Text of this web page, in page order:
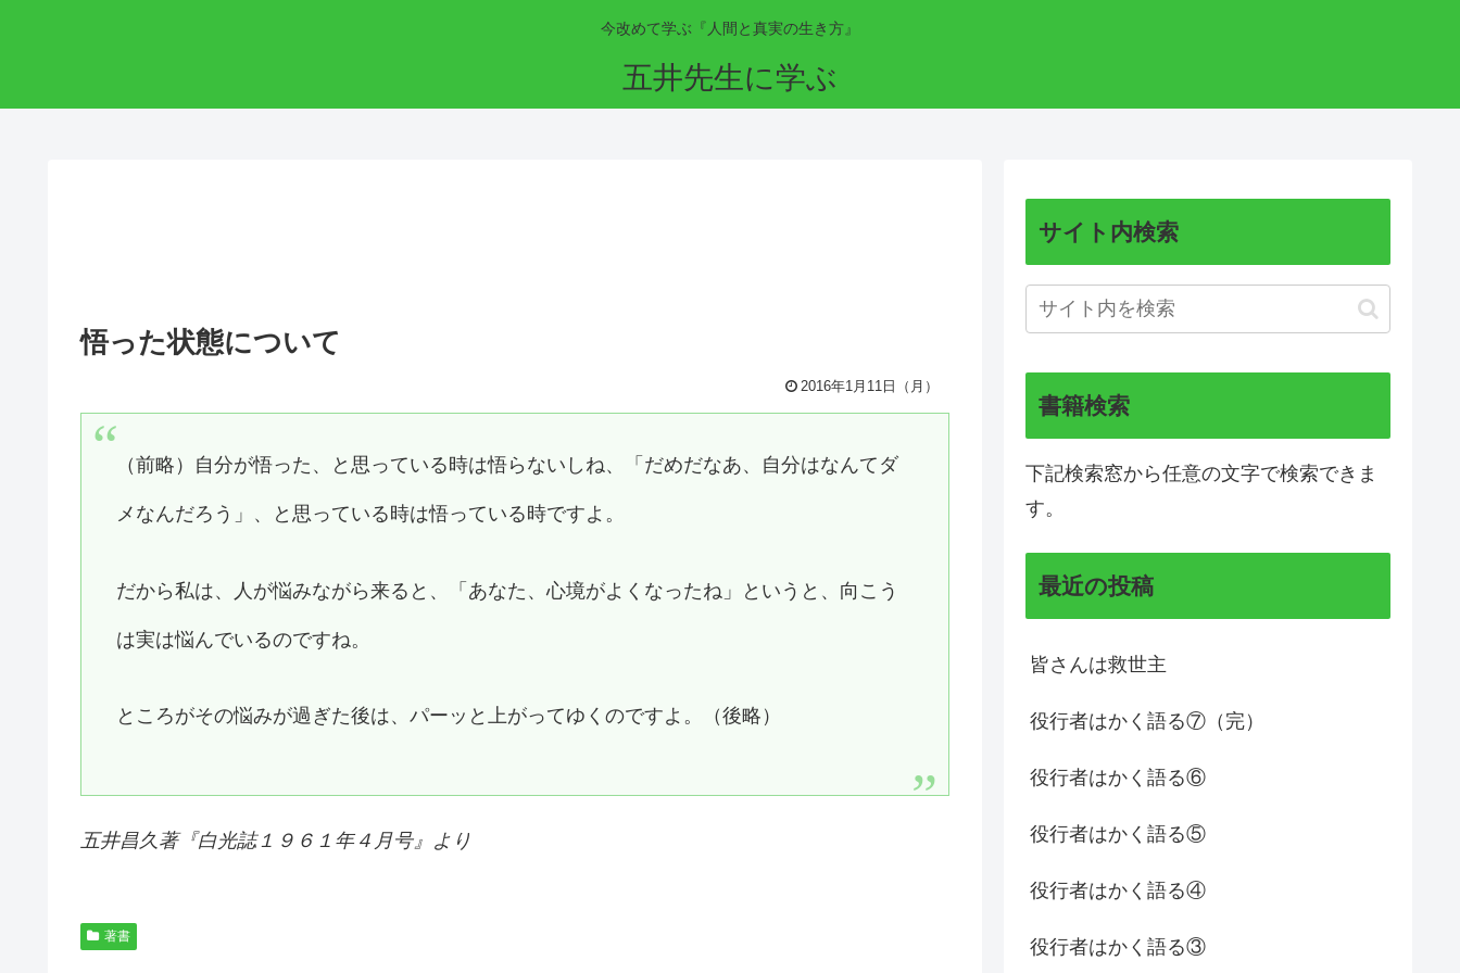
今改めて学ぶ『人間と真実の生き方』
五井先生に学ぶ
悟った状態について
2016年1月11日（月）
（前略）自分が悟った、と思っている時は悟らないしね、「だめだなあ、自分はなんてダ
メなんだろう」、と思っている時は悟っている時ですよ。
だから私は、人が悩みながら来ると、「あなた、心境がよくなったね」というと、向こう
は実は悩んでいるのですね。
ところがその悩みが過ぎた後は、パーッと上がってゆくのですよ。（後略）
五井昌久著『白光誌１９６１年４月号』より
著書
サイト内検索
書籍検索
下記検索窓から任意の文字で検索できま
す。
最近の投稿
皆さんは救世主
役行者はかく語る⑦（完）
役行者はかく語る⑥
役行者はかく語る⑤
役行者はかく語る④
役行者はかく語る③